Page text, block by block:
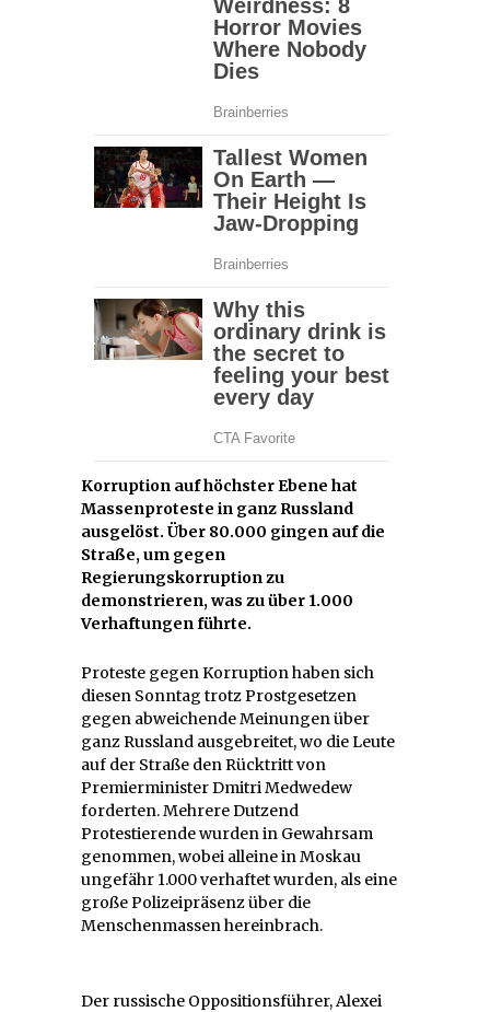
Korruption auf höchster Ebene hat
Massenproteste in ganz Russland
ausgelöst. Über 80.000 gingen auf die
Straße, um gegen
Regierungskorruption zu
demonstrieren, was zu über 1.000
Verhaftungen führte.
Proteste gegen Korruption haben sich
diesen Sonntag trotz Prostgesetzen
gegen abweichende Meinungen über
ganz Russland ausgebreitet, wo die Leute
auf der Straße den Rücktritt von
Premierminister Dmitri Medwedew
forderten. Mehrere Dutzend
Protestierende wurden in Gewahrsam
genommen, wobei alleine in Moskau
ungefähr 1.000 verhaftet wurden, als eine
große Polizeipräsenz über die
Menschenmassen hereinbrach.
Der russische Oppositionsführer, Alexei